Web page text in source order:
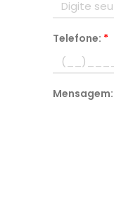
Telefone: *
Mensagem: